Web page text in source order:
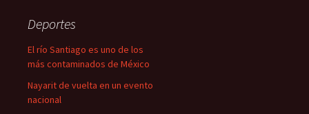
Deportes
El río Santiago es uno de los
más contaminados de México
Nayarit de vuelta en un evento
nacional